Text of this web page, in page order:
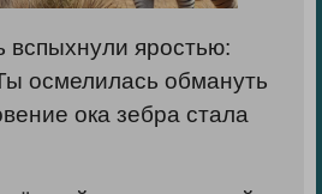
вспыхнули яростью:
осмелилась обмануть
ока зебра стала